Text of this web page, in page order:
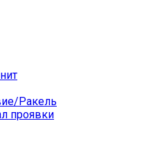
Ракель
проявки